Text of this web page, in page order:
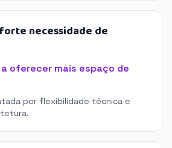
necessidade de
oferecer mais espaço de
por flexibilidade técnica e